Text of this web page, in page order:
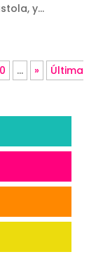
y...
... »
Última